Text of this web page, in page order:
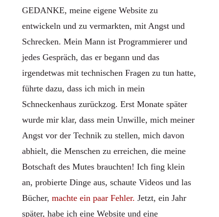
GEDANKE, meine eigene Website zu
entwickeln und zu vermarkten, mit Angst und
Schrecken. Mein Mann ist Programmierer und
jedes Gespräch, das er begann und das
irgendetwas mit technischen Fragen zu tun hatte,
führte dazu, dass ich mich in mein
Schneckenhaus zurückzog. Erst Monate später
wurde mir klar, dass mein Unwille, mich meiner
Angst vor der Technik zu stellen, mich davon
abhielt, die Menschen zu erreichen, die meine
Botschaft des Mutes brauchten! Ich fing klein
an, probierte Dinge aus, schaute Videos und las
Bücher, machte ein paar Fehler. Jetzt, ein Jahr
später, habe ich eine Website und eine